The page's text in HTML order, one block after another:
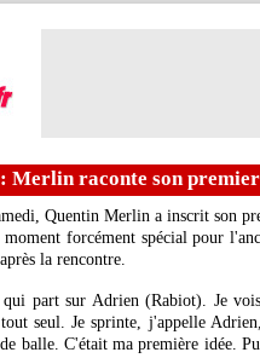
Merlin raconte son
Quentin Merlin a inscrit son
forcément spécial pour
la rencontre.
part sur Adrien (Rabiot). Je
seul. Je sprinte, j'appelle
balle. C'était ma première idée.